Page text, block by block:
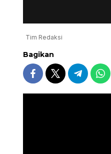
Tim Redaksi
Bagikan